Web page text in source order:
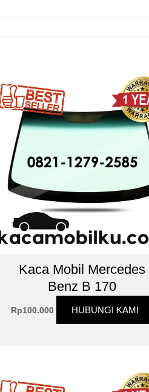
Kaca Mobil Mercedes
Benz B 170
Rp100.000 HUBUNGI KAMI